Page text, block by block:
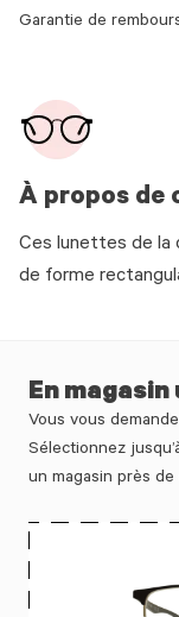
À propos de
Ces lunettes de la
de forme
Garantie de
En
Vous vous
Sélectionnez
un magasin près de